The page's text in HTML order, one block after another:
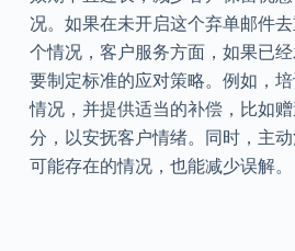
况。如果在未开启这个弃单邮件
个情况，客户服务方面，如果已
要制定标准的应对策略。例如，
情况，并提供适当的补偿，比如
分，以安抚客户情绪。同时，主
可能存在的情况，也能减少误解。